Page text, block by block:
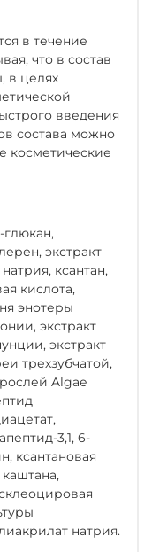
в течение
что в состав
в целях
введения
состава можно
косметические
глюкан,
экстракт
ксантан,
кислота,
энотеры
экстракт
экстракт
трехзубчатой,
Algae
3,1, 6-
ксантановая
натрия.